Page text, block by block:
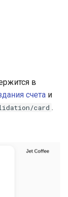
QR-кода для
информации
токеном СБП
в
счета и
card .